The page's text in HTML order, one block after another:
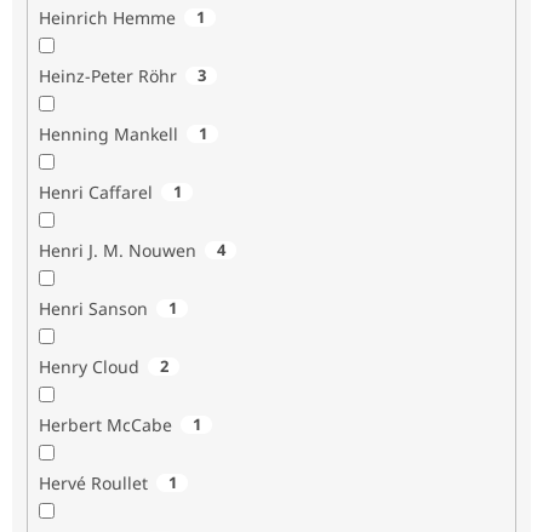
Heinrich Hemme 1
Heinz-Peter Röhr 3
Henning Mankell 1
Henri Caffarel 1
Henri J. M. Nouwen 4
Henri Sanson 1
Henry Cloud 2
Herbert McCabe 1
Hervé Roullet 1